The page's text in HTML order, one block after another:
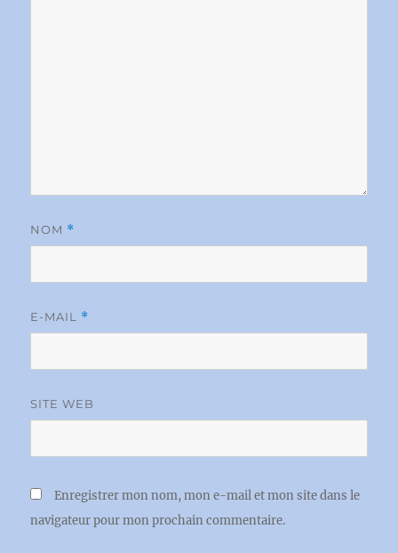
NOM *
E-MAIL *
SITE WEB
Enregistrer mon nom, mon e-mail et mon site dans le
navigateur pour mon prochain commentaire.